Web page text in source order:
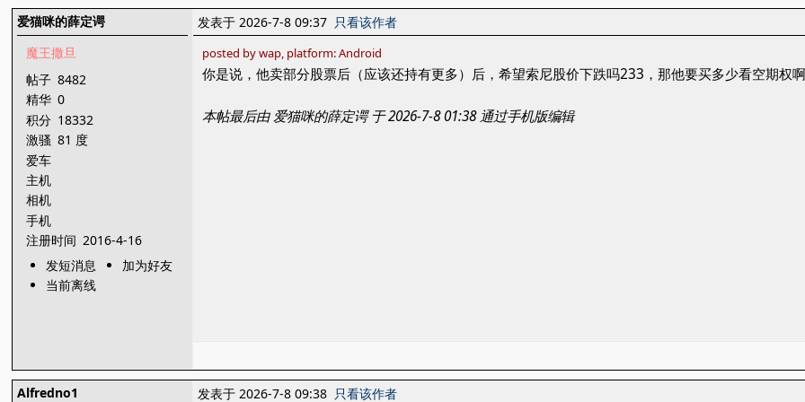
爱猫咪的薛定谔
魔王撒旦
帖子 8482
精华 0
积分 18332
激骚 81 度
爱车
主机
相机
手机
注册时间 2016-4-16
发短消息
加为好友
当前离线
发表于 2026-7-8 09:37 只看该作者
posted by wap, platform: Android
你是说，他卖部分股票后（应该还持有更多）后，希望索尼股价下跌吗233，那他要买多少看空期权
本帖最后由 爱猫咪的薛定谔 于 2026-7-8 01:38 通过手机版编辑
Alfredno1 发表于 2026-7-8 09:38 只看该作者